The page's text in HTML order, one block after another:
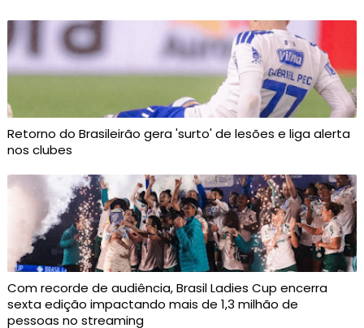
Retorno do Brasileirão gera 'surto' de lesões e liga alerta
nos clubes
Com recorde de audiência, Brasil Ladies Cup encerra
sexta edição impactando mais de 1,3 milhão de
pessoas no streaming